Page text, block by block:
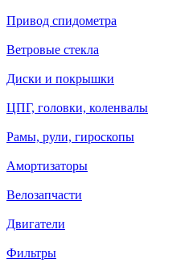
Привод спидометра
Ветровые стекла
Диски и покрышки
ЦПГ, головки, коленвалы
Рамы, рули, гироскопы
Амортизаторы
Велозапчасти
Двигатели
Фильтры